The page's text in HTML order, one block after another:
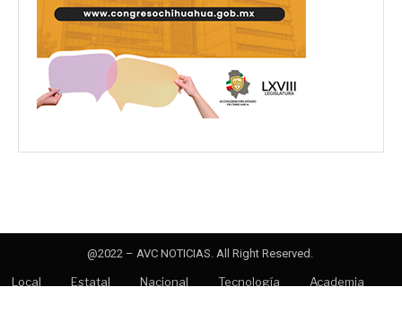
@2022 – AVC NOTICIAS. All Right Reserved.
Local Estatal Nacional Tecnología
Academia